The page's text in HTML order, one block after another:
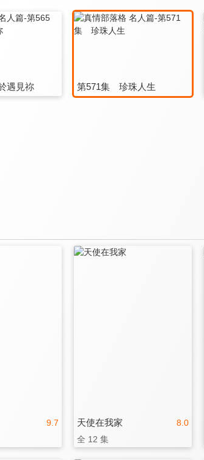
遇見祢 第571集 珍珠人生
9.7 8.0
天使在我家
全 12 集